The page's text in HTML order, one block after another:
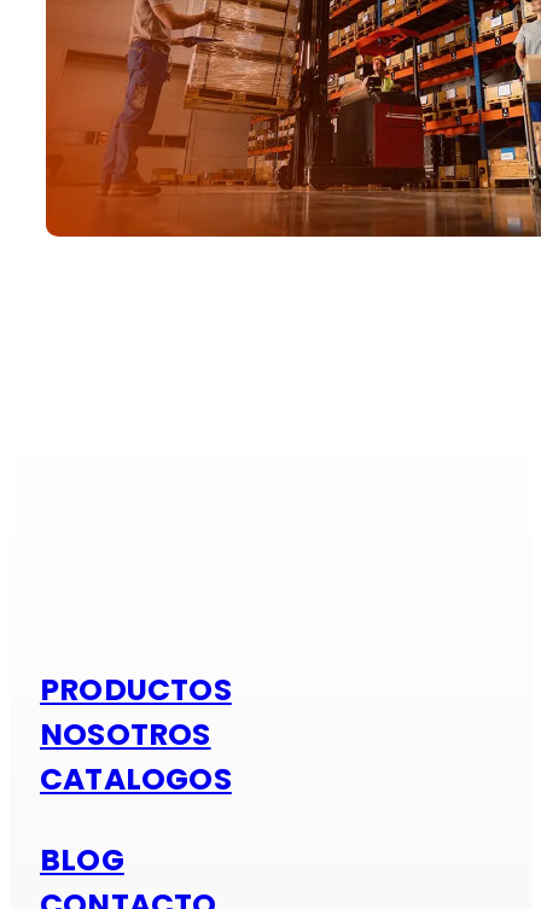
PRODUCTOS
NOSOTROS
CATALOGOS
BLOG